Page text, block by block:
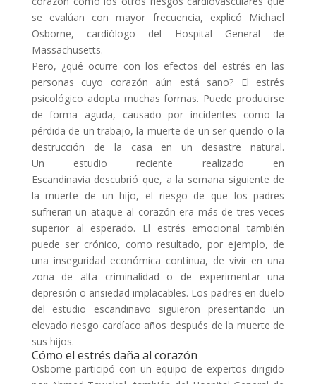
se evalúan con mayor frecuencia, explicó Michael
Osborne, cardiólogo del Hospital General de
Massachusetts.
Pero, ¿qué ocurre con los efectos del estrés en las
personas cuyo corazón aún está sano? El estrés
psicológico adopta muchas formas. Puede producirse
de forma aguda, causado por incidentes como la
pérdida de un trabajo, la muerte de un ser querido o la
destrucción de la casa en un desastre natural.
Un estudio reciente realizado en
Escandinavia descubrió que, a la semana siguiente de
la muerte de un hijo, el riesgo de que los padres
sufrieran un ataque al corazón era más de tres veces
superior al esperado. El estrés emocional también
puede ser crónico, como resultado, por ejemplo, de
una inseguridad económica continua, de vivir en una
zona de alta criminalidad o de experimentar una
depresión o ansiedad implacables. Los padres en duelo
del estudio escandinavo siguieron presentando un
elevado riesgo cardíaco años después de la muerte de
sus hijos.
Cómo el estrés daña al corazón
Osborne participó con un equipo de expertos dirigido